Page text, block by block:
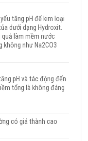
tăng pH để kim loại
dưới dạng Hydroxit.
quả làm mềm nước
không như Na2CO3
pH và tác động đến
tổng là không đáng
có giá thành cao